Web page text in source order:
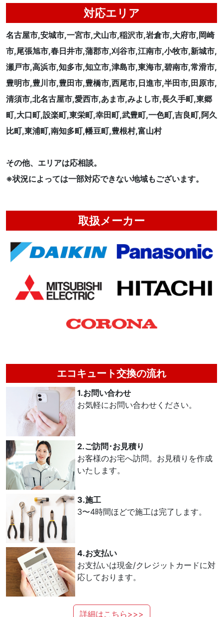
対応エリア
名古屋市,安城市,一宮市,犬山市,稲沢市,岩倉市,大府市,岡崎
市,尾張旭市,春日井市,蒲郡市,刈谷市,江南市,小牧市,新城市,
瀬戸市,高浜市,知多市,知立市,津島市,東海市,碧南市,常滑市,
豊明市,豊川市,豊田市,豊橋市,西尾市,日進市,半田市,田原市,
清須市,北名古屋市,愛西市,あま市,みよし市,長久手町,東郷
町,大口町,設楽町,東栄町,幸田町,武豊町,一色町,吉良町,阿久
比町,東浦町,南知多町,幡豆町,豊根村,富山村
その他、エリアは応相談。
※状況によっては一部対応できない地域もございます。
取扱メーカー
エコキュート交換の流れ
1.お問い合わせ
お気軽にお問い合わせください。
2.ご訪問･お見積り
お客様のお宅へ訪問。お見積りを作成
いたします。
3.施工
3〜4時間ほどで施工は完了します。
4.お支払い
お支払いは現金/クレジットカードに対
応しております。
詳細はこちら>>>